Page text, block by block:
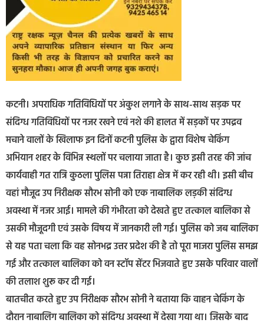
कटनी। अपराधिक गतिविधियों पर अंकुश लगाने के साथ-साथ सड़क पर
संदिग्ध गतिविधियों पर नजर रखने एवं नशे की हालत में सड़कों पर उपद्रव
मचाने वालों के खिलाफ इन दिनों कटनी पुलिस के द्वारा विशेष चेकिंग
अभियान शहर के विभिन्न स्थलों पर चलाया जाता है। कुछ इसी तरह की जांच
कार्यवाही गत रात्रि कुठला पुलिस पन्ना तिराहा क्षेत्र में कर रही थी। इसी बीच
वहां मौजूद उप निरीक्षक सौरभ सोनी को एक नाबालिक लड़की संदिग्ध
अवस्था में नजर आई। मामले की गंभीरता को देखते हुए तत्काल बालिका से
उसकी मौजूदगी एवं उसके विषय में जानकारी ली गई। पुलिस को जब बालिका
से यह पता चला कि वह सोनभद्र उत्तर प्रदेश की है तो पूरा माजरा पुलिस समझ
गई और तत्काल बालिका को वन स्टॉप सेंटर भिजवाते हुए उसके परिवार वालों
की तलाश शुरू कर दी गई।
बातचीत करते हुए उप निरीक्षक सौरभ सोनी ने बताया कि वाहन चेकिंग के
दौरान नाबालिग बालिका को संदिग्ध अवस्था में देखा गया था। जिसके बाद